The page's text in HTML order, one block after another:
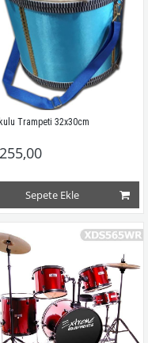
Trampeti 32x30cm
Sepete Ekle